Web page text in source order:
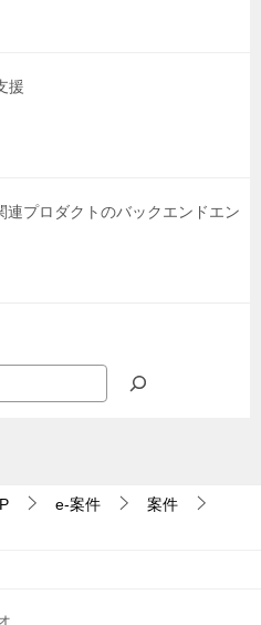
援
連プロダクトのバックエンドエン
e-案件
案件